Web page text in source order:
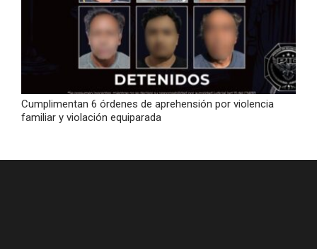
Cumplimentan 6 órdenes de aprehensión por violencia
familiar y violación equiparada